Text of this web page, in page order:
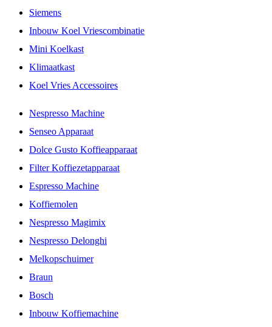
Siemens
Inbouw Koel Vriescombinatie
Mini Koelkast
Klimaatkast
Koel Vries Accessoires
Nespresso Machine
Senseo Apparaat
Dolce Gusto Koffieapparaat
Filter Koffiezetapparaat
Espresso Machine
Koffiemolen
Nespresso Magimix
Nespresso Delonghi
Melkopschuimer
Braun
Bosch
Inbouw Koffiemachine